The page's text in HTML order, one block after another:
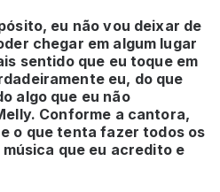
eu não vou deixar de
chegar em algum lugar
sentido que eu toque em
eu, do que
algo que eu não
Conforme a cantora,
o que tenta fazer todos os
que eu acredito e